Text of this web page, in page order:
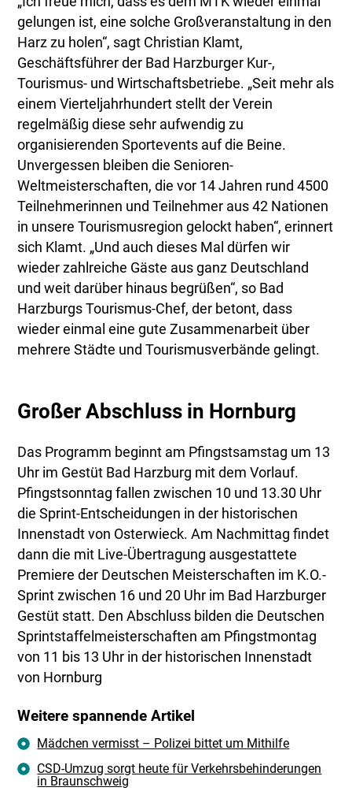
gelungen ist, eine solche Großveranstaltung in den
Harz zu holen“, sagt Christian Klamt,
Geschäftsführer der Bad Harzburger Kur-,
Tourismus- und Wirtschaftsbetriebe. „Seit mehr als
einem Vierteljahrhundert stellt der Verein
regelmäßig diese sehr aufwendig zu
organisierenden Sportevents auf die Beine.
Unvergessen bleiben die Senioren-
Weltmeisterschaften, die vor 14 Jahren rund 4500
Teilnehmerinnen und Teilnehmer aus 42 Nationen
in unsere Tourismusregion gelockt haben“, erinnert
sich Klamt. „Und auch dieses Mal dürfen wir
wieder zahlreiche Gäste aus ganz Deutschland
und weit darüber hinaus begrüßen“, so Bad
Harzburgs Tourismus-Chef, der betont, dass
wieder einmal eine gute Zusammenarbeit über
mehrere Städte und Tourismusverbände gelingt.
Großer Abschluss in Hornburg
Das Programm beginnt am Pfingstsamstag um 13
Uhr im Gestüt Bad Harzburg mit dem Vorlauf.
Pfingstsonntag fallen zwischen 10 und 13.30 Uhr
die Sprint-Entscheidungen in der historischen
Innenstadt von Osterwieck. Am Nachmittag findet
dann die mit Live-Übertragung ausgestattete
Premiere der Deutschen Meisterschaften im K.O.-
Sprint zwischen 16 und 20 Uhr im Bad Harzburger
Gestüt statt. Den Abschluss bilden die Deutschen
Sprintstaffelmeisterschaften am Pfingstmontag
von 11 bis 13 Uhr in der historischen Innenstadt
von Hornburg
Weitere spannende Artikel
Mädchen vermisst – Polizei bittet um Mithilfe
CSD-Umzug sorgt heute für Verkehrsbehinderungen
in Braunschweig